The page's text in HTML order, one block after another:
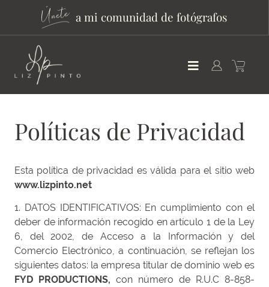
a mi comunidad de fotógrafos
Políticas de Privacidad
Esta política de privacidad es válida para el sitio web
www.lizpinto.net
1. DATOS IDENTIFICATIVOS: En cumplimiento con el
deber de información recogido en artículo 1 de la Ley
6, del 2002, de Acceso a la Información y del
Comercio Electrónico, a continuación, se reflejan los
siguientes datos: la empresa titular de dominio web es
FYD PRODUCTIONS, con número de R.U.C 8-858-